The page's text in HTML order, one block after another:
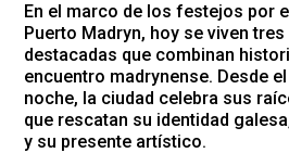
En el marco de los festejos por
Puerto Madryn, hoy se viven
destacadas que combinan
encuentro madrynense. Desde
noche, la ciudad celebra sus
que rescatan su identidad
y su presente artístico.